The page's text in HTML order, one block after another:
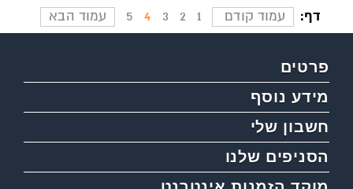
דף: עמוד קודם 1
2
3
4
5 עמוד הבא
פרטים
מידע נוסף
חשבון שלי
הסניפים שלנו